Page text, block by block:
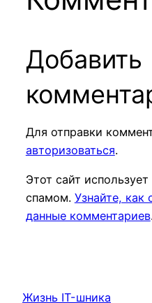
Добавить
Для отправки
авторизоваться.
Этот сайт
спамом. Узнайте, как
данные комментариев
Жизнь IT-шника